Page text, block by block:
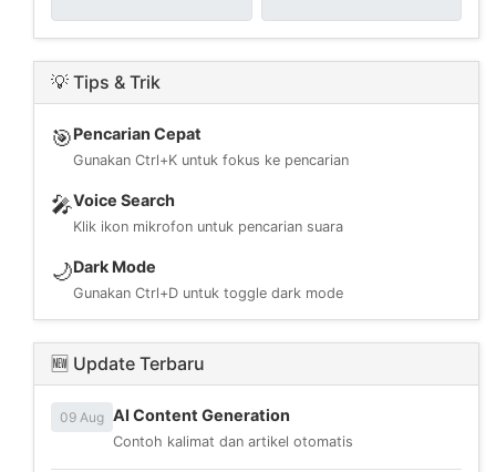
💡 Tips & Trik
🎯Pencarian Cepat
Gunakan Ctrl+K untuk fokus ke pencarian
🎤Voice Search
Klik ikon mikrofon untuk pencarian suara
🌙Dark Mode
Gunakan Ctrl+D untuk toggle dark mode
🆕 Update Terbaru
09 Aug AI Content Generation
Contoh kalimat dan artikel otomatis